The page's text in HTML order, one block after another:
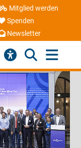
Mitglied werden
Spenden
Newsletter